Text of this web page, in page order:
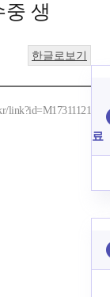
생
한글로보기
link?id=M17311121
료